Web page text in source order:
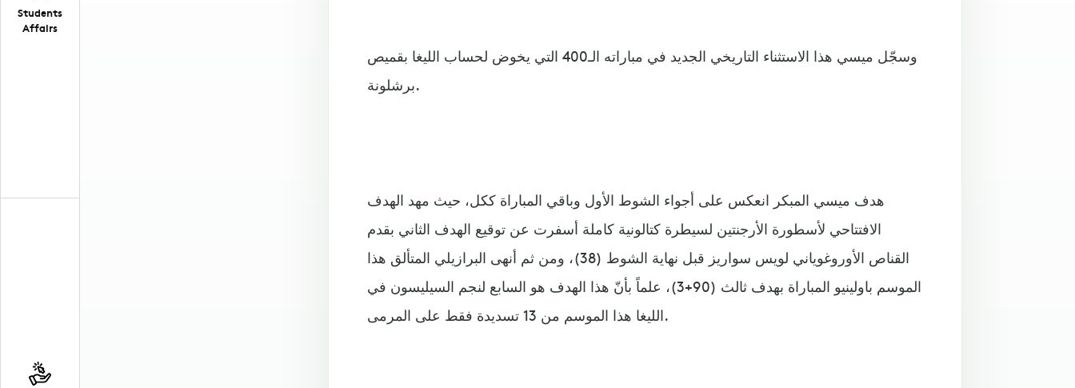
Students
Affairs
وسجّل ميسي هذا الاستثناء التاريخي الجديد في مباراته الـ400 التي يخوض لحساب الليغا بقميص
برشلونة.
هدف ميسي المبكر انعكس على أجواء الشوط الأول وباقي المباراة ككل، حيث مهد الهدف
الافتتاحي لأسطورة الأرجنتين لسيطرة كتالونية كاملة أسفرت عن توقيع الهدف الثاني بقدم
القناص الأوروغوياني لويس سواريز قبل نهاية الشوط (38)، ومن ثم أنهى البرازيلي المتألق هذا
الموسم باولينيو المباراة بهدف ثالث (90+3)، علماً بأنّ هذا الهدف هو السابع لنجم السيليسون في
الليغا هذا الموسم من 13 تسديدة فقط على المرمى.